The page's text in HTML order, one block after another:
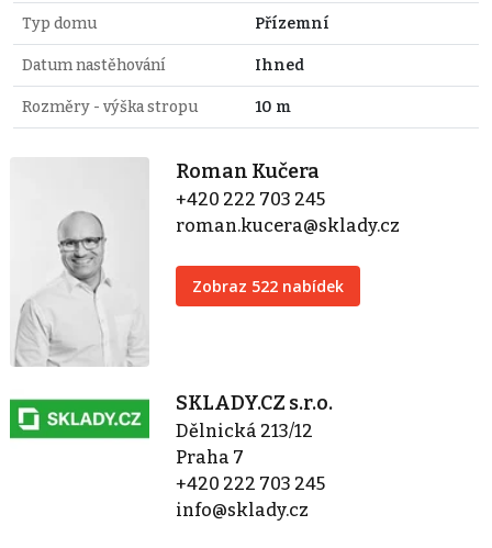
Typ domu Přízemní
Datum nastěhování Ihned
Rozměry - výška stropu 10 m
Roman Kučera
+420 222 703 245
roman.kucera@sklady.cz
Zobraz 522 nabídek
SKLADY.CZ s.r.o.
Dělnická 213/12
Praha 7
+420 222 703 245
info@sklady.cz